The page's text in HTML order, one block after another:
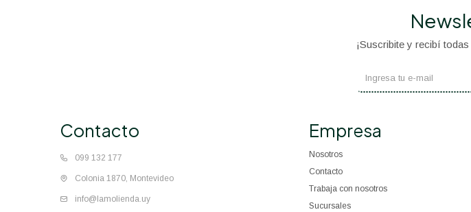
Contacto
099 132 177
Colonia 1870, Montevideo
info@lamolienda.uy
Empresa
Nosotros
Contacto
Trabaja con nosotros
Sucursales
¡Suscribite y recibí